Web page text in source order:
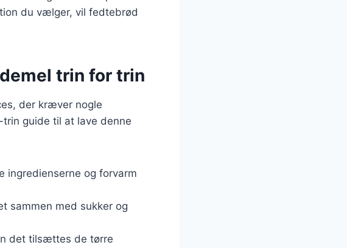
du vælger, vil fedtebrød
trin for trin
der kræver nogle
guide til at lave denne
ingredienserne og forvarm
sammen med sukker og
det tilsættes de tørre